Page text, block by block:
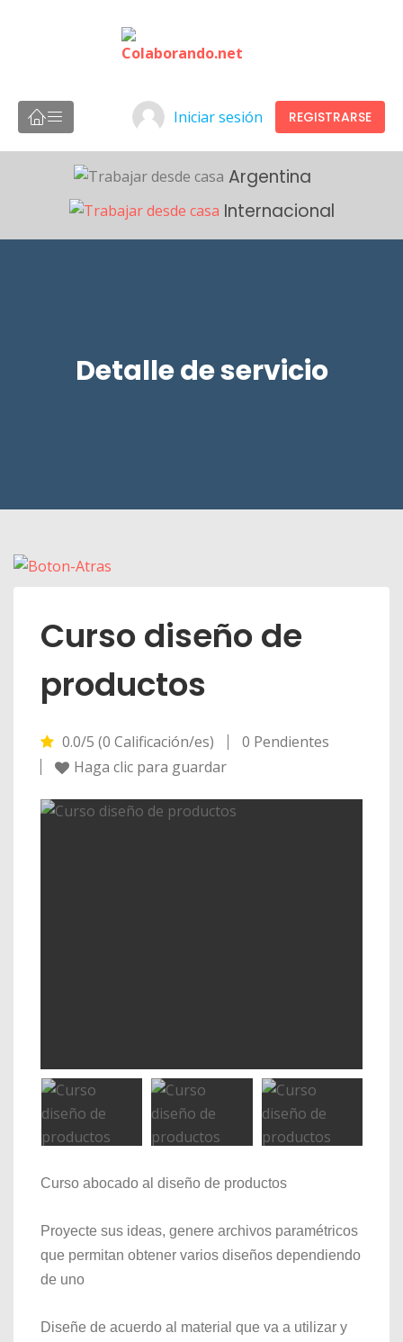
Iniciar sesión REGISTRARSE
Argentina
Internacional
Detalle de servicio
Curso diseño de
productos
0.0/5 (0 Calificación/es)
0 Pendientes
Haga clic para guardar
Curso abocado al diseño de productos
Proyecte sus ideas, genere archivos paramétricos
que permitan obtener varios diseños dependiendo
de uno
Diseñe de acuerdo al material que va a utilizar y